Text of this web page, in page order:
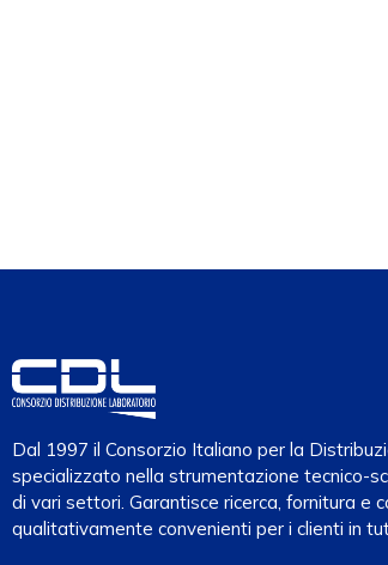
Dal 1997 il Consorzio Italiano per la
specializzato nella strumentazione tecnico-
di vari settori. Garantisce ricerca, fornitura e
qualitativamente convenienti per i clienti in